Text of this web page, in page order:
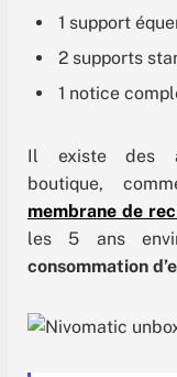
1 support
2 supports
1 notice
Il existe des
boutique,
membrane de
les 5 ans
consommation